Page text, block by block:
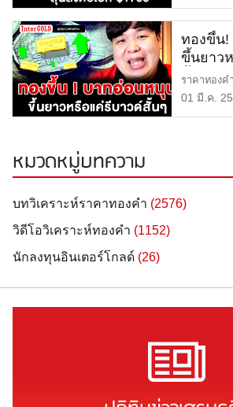
ทองขึ้น
ขึ้นยาว
สั้นๆ | ร
ทองวัน
ราคาทองค
30300-
01 มี.ค.
หมวดหมู่บทความ
บทวิเคราะห์ราคาทองคำ (2576)
วิดีโอวิเคราะห์ทองคำ (1152)
นักลงทุนอินเตอร์โกลด์ (26)